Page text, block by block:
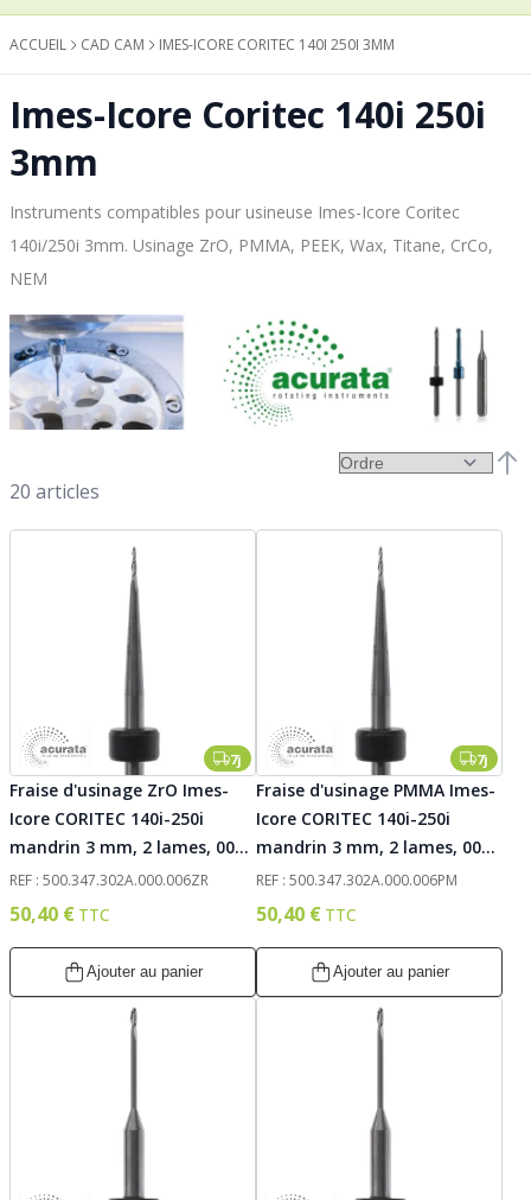
ACCUEIL CAD CAM IMES-ICORE CORITEC 140I 250I 3MM
Imes-Icore Coritec 140i 250i
3mm
Instruments compatibles pour usineuse Imes-Icore Coritec
140i/250i 3mm. Usinage ZrO, PMMA, PEEK, Wax, Titane, CrCo,
NEM
20 articles
7j
Fraise d'usinage ZrO Imes-
Icore CORITEC 140i-250i
mandrin 3 mm, 2 lames, 006.
Acurata
REF : 500.347.302A.000.006ZR
50,40 €
Ajouter au panier
7j
Fraise d'usinage PMMA Imes-
Icore CORITEC 140i-250i
mandrin 3 mm, 2 lames, 006.
Acurata
REF : 500.347.302A.000.006PM
50,40 €
Ajouter au panier